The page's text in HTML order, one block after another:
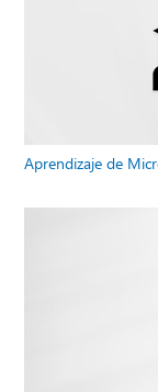
Aprendizaje de